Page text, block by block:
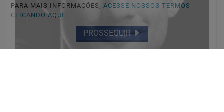
PARA MAIS INFORMAÇÕES,ACESSE NOSSOS TERMOS
CLICANDO AQUI
PROSSEGUIR